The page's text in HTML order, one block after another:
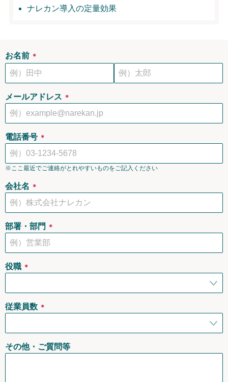
ナレカン導入の定量効果
お名前 ＊
メールアドレス ＊
電話番号 ＊
※ここ最近でご連絡がとれやすいものをご記入ください
会社名 ＊
部署・部門 ＊
役職 ＊
従業員数 ＊
その他・ご質問等